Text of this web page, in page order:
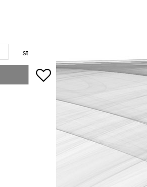
st
Lägg till i favoriter